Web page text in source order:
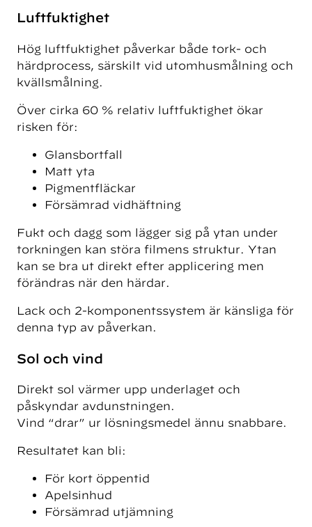
Luftfuktighet
Hög luftfuktighet påverkar både tork- och
härdprocess, särskilt vid utomhusmålning och
kvällsmålning.
Över cirka 60 % relativ luftfuktighet ökar
risken för:
Glansbortfall
Matt yta
Pigmentfläckar
Försämrad vidhäftning
Fukt och dagg som lägger sig på ytan under
torkningen kan störa filmens struktur. Ytan
kan se bra ut direkt efter applicering men
förändras när den härdar.
Lack och 2-komponentssystem är känsliga för
denna typ av påverkan.
Sol och vind
Direkt sol värmer upp underlaget och
påskyndar avdunstningen.
Vind “drar” ur lösningsmedel ännu snabbare.
Resultatet kan bli:
För kort öppentid
Apelsinhud
Försämrad utjämning